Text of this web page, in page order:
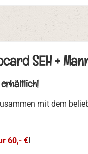
SEH +
mit dem
60,- €!